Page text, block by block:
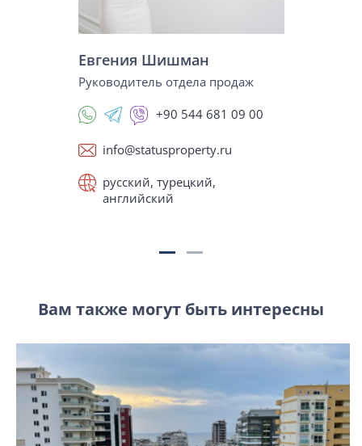
Евгения Шишман
Руководитель отдела продаж
+90 544 681 09 00
info@statusproperty.ru
русский, турецкий,
английский
Вам также могут быть интересны